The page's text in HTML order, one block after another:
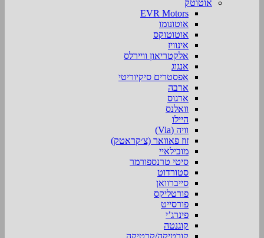
אוטוטק
EVR Motors
אוטונומו
אוטוטוקס
אינוויז
אלקטריאון וויירלס
אנגוג
אפסטרים סיקיוריטי
ארבה
ארגוס
וואלנס
היילו
וויה (Via)
זוז פאוואר (צ׳קראטק)
מובילאיי
סיטי טרנספורמר
סטורדוט
סייברוואן
פורטליקס
פורסייט
פינרג’י
קוגנטה
קורטיקה/קרטיקה